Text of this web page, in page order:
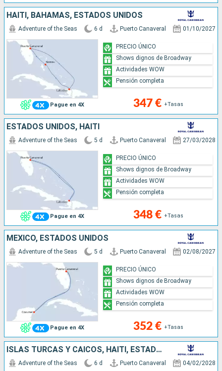
HAITI, BAHAMAS, ESTADOS UNIDOS
Pague en 4X
Adventure of the Seas 6 d Puerto Canaveral 01/10/2027
347 € +Tasas
PRECIO ÚNICO
Shows dignos de Broadway
Actividades WOW
Pensión completa
ESTADOS UNIDOS, HAITI
Pague en 4X
Adventure of the Seas 5 d Puerto Canaveral 27/03/2028
348 € +Tasas
PRECIO ÚNICO
Shows dignos de Broadway
Actividades WOW
Pensión completa
MÉXICO, ESTADOS UNIDOS
Pague en 4X
Adventure of the Seas 5 d Puerto Canaveral 02/08/2027
352 € +Tasas
PRECIO ÚNICO
Shows dignos de Broadway
Actividades WOW
Pensión completa
ISLAS TURCAS Y CAICOS, HAITI, ESTADOS UNIDOS
Adventure of the Seas 6 d Puerto Canaveral 04/02/2028